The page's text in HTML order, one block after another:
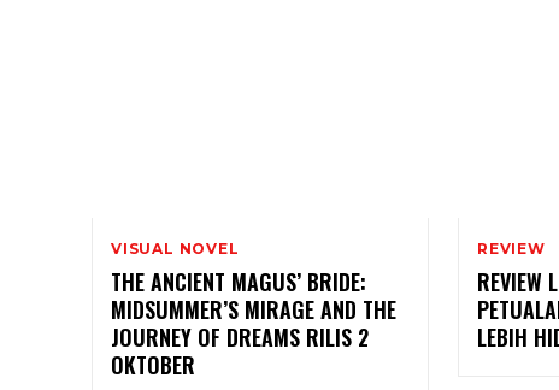
VISUAL NOVEL
THE ANCIENT MAGUS’ BRIDE:
MIDSUMMER’S MIRAGE AND THE
JOURNEY OF DREAMS RILIS 2
OKTOBER
REVIEW
REVIEW
LEBIH